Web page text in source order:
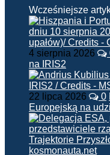
Wcześniejsze
4 sierpnia 2026
na IRIS2
22 lipca 2026 0
Europejską na